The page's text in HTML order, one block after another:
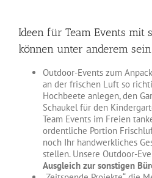
Ideen für Team Events mit
können unter anderem
Outdoor-Events zum
an der frischen Luft so
Hochbeete anlegen, den
Schaukel für den
Team Events im Freien
ordentliche Portion
noch Ihr handwerkliches
stellen. Unsere Outdoor-
Ausgleich zur sonstigen